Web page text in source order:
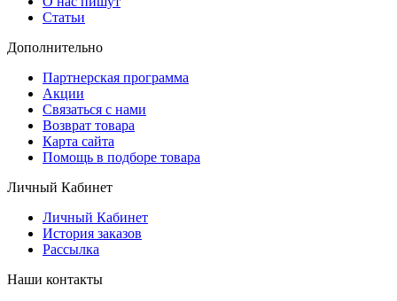
Статьи
Дополнительно
Партнерская программа
Акции
Связаться с нами
Возврат товара
Карта сайта
Помощь в подборе товара
Личный Кабинет
Личный Кабинет
История заказов
Рассылка
Наши контакты